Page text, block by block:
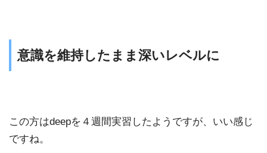
意識を維持したまま深いレベルに
この方はdeepを４週間実習したようですが、いい感じ
ですね。